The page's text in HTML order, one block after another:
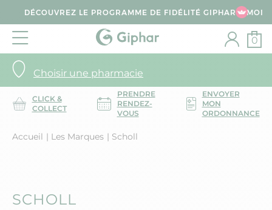
DÉCOUVREZ LE PROGRAMME DE FIDÉLITÉ GIPHAR & MOI
Choisir une pharmacie
0
CLICK &
COLLECT
PRENDRE
RENDEZ-
VOUS
ENVOYER
MON
ORDONNANCE
Accueil Les Marques Scholl
SCHOLL